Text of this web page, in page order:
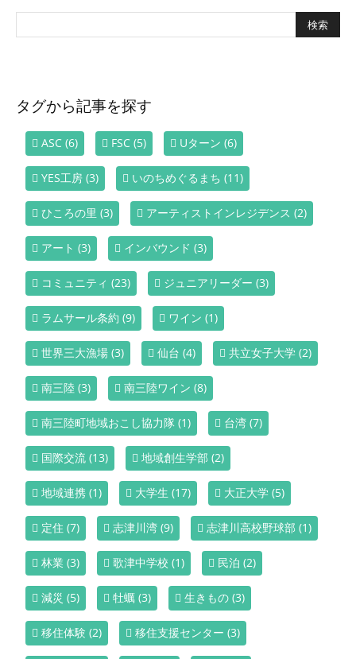
タグから記事を探す
ASC (6) FSC (5) Uターン (6)
YES工房 (3) いのちめぐるまち (11)
ひころの里 (3) アーティストインレジデンス (2)
アート (3) インバウンド (3)
コミュニティ (23) ジュニアリーダー (3)
ラムサール条約 (9) ワイン (1)
世界三大漁場 (3) 仙台 (4) 共立女子大学 (2)
南三陸 (3) 南三陸ワイン (8)
南三陸町地域おこし協力隊 (1) 台湾 (7)
国際交流 (13) 地域創生学部 (2)
地域連携 (1) 大学生 (17) 大正大学 (5)
定住 (7) 志津川湾 (9) 志津川高校野球部 (1)
林業 (3) 歌津中学校 (1) 民泊 (2)
減災 (5) 牡蠣 (3) 生きもの (3)
移住体験 (2) 移住支援センター (3)